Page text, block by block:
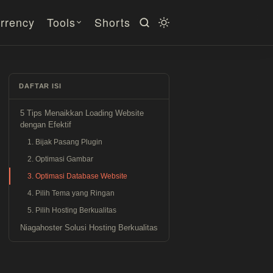
Tools Shorts
DAFTAR ISI
5 Tips Menaikkan Loading Website
dengan Efektif
1. Bijak Pasang Plugin
2. Optimasi Gambar
3. Optimasi Database Website
4. Pilih Tema yang Ringan
5. Pilih Hosting Berkualitas
Niagahoster Solusi Hosting Berkualitas